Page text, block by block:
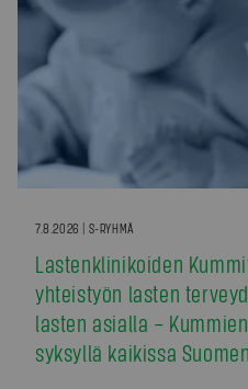
7.8.2026 | S-RYHMÄ
Lastenklinikoiden
yhteistyön lasten
lasten asialla –
syksyllä kaikissa